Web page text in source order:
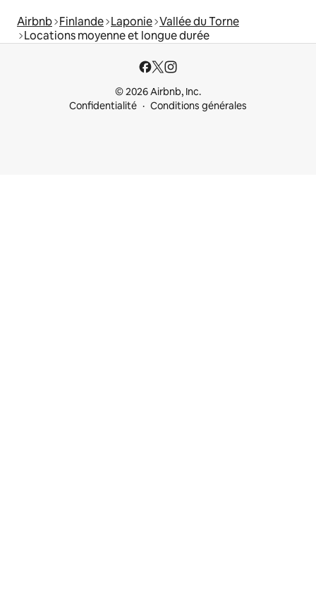
Airbnb Finlande Laponie Vallée du Torne
Locations moyenne et longue durée
© 2026 Airbnb, Inc.
Confidentialité
Conditions générales